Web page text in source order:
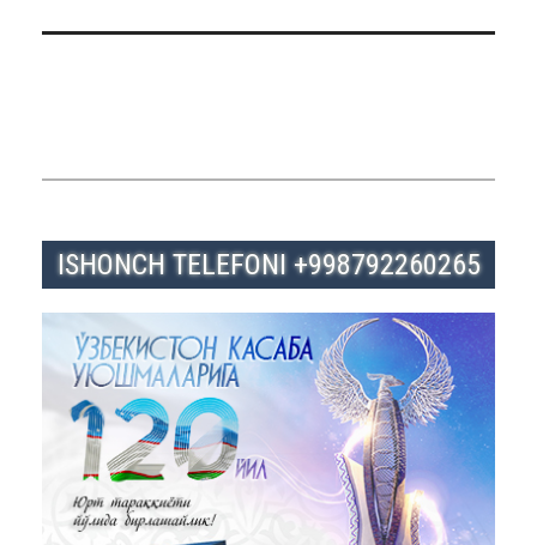
ISHONCH TELEFONI +998792260265